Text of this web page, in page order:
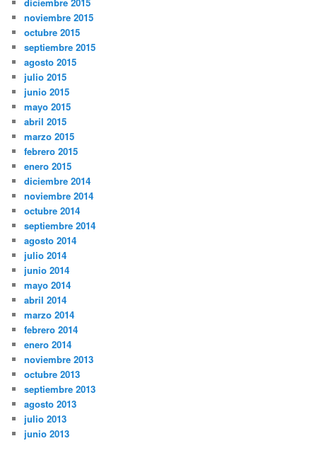
noviembre 2015
octubre 2015
septiembre 2015
agosto 2015
julio 2015
junio 2015
mayo 2015
abril 2015
marzo 2015
febrero 2015
enero 2015
diciembre 2014
noviembre 2014
octubre 2014
septiembre 2014
agosto 2014
julio 2014
junio 2014
mayo 2014
abril 2014
marzo 2014
febrero 2014
enero 2014
noviembre 2013
octubre 2013
septiembre 2013
agosto 2013
julio 2013
junio 2013